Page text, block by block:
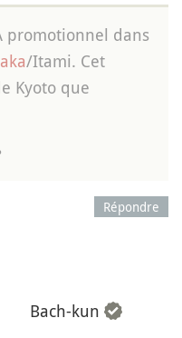
promotionnel dans
/Itami. Cet
Kyoto que
Répondre
Bach-kun